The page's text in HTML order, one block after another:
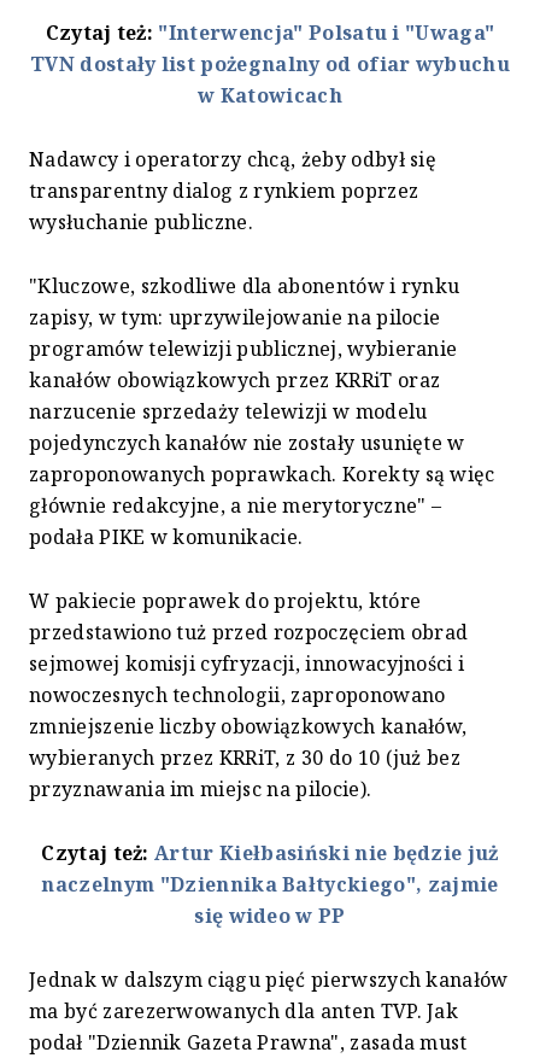
Czytaj też: "Interwencja" Polsatu i "Uwaga"
TVN dostały list pożegnalny od ofiar wybuchu
w Katowicach
Nadawcy i operatorzy chcą, żeby odbył się
transparentny dialog z rynkiem poprzez
wysłuchanie publiczne.
"Kluczowe, szkodliwe dla abonentów i rynku
zapisy, w tym: uprzywilejowanie na pilocie
programów telewizji publicznej, wybieranie
kanałów obowiązkowych przez KRRiT oraz
narzucenie sprzedaży telewizji w modelu
pojedynczych kanałów nie zostały usunięte w
zaproponowanych poprawkach. Korekty są więc
głównie redakcyjne, a nie merytoryczne" –
podała PIKE w komunikacie.
W pakiecie poprawek do projektu, które
przedstawiono tuż przed rozpoczęciem obrad
sejmowej komisji cyfryzacji, innowacyjności i
nowoczesnych technologii, zaproponowano
zmniejszenie liczby obowiązkowych kanałów,
wybieranych przez KRRiT, z 30 do 10 (już bez
przyznawania im miejsc na pilocie).
Czytaj też:Artur Kiełbasiński nie będzie już
naczelnym "Dziennika Bałtyckiego", zajmie
się wideo w PP
Jednak w dalszym ciągu pięć pierwszych kanałów
ma być zarezerwowanych dla anten TVP. Jak
podał "Dziennik Gazeta Prawna", zasada must